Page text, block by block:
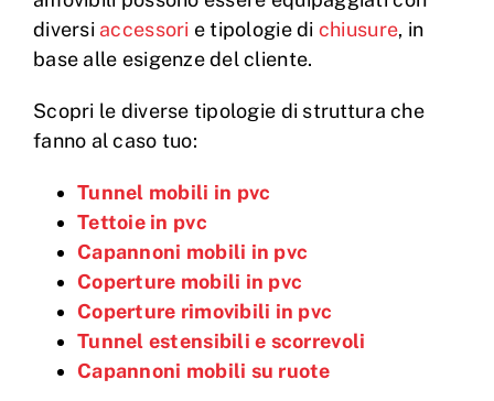
diversi accessori e tipologie di chiusure, in
base alle esigenze del cliente.
Scopri le diverse tipologie di struttura che
fanno al caso tuo:
Tunnel mobili in pvc
Tettoie in pvc
Capannoni mobili in pvc
Coperture mobili in pvc
Coperture rimovibili in pvc
Tunnel estensibili e scorrevoli
Capannoni mobili su ruote